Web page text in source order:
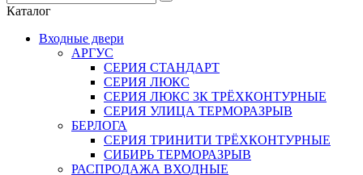
Каталог
Входные двери
АРГУС
СЕРИЯ СТАНДАРТ
СЕРИЯ ЛЮКС
СЕРИЯ ЛЮКС 3К ТРЁХКОНТУРНЫЕ
СЕРИЯ УЛИЦА ТЕРМОРАЗРЫВ
БЕРЛОГА
СЕРИЯ ТРИНИТИ ТРЁХКОНТУРНЫЕ
СИБИРЬ ТЕРМОРАЗРЫВ
РАСПРОДАЖА ВХОДНЫЕ